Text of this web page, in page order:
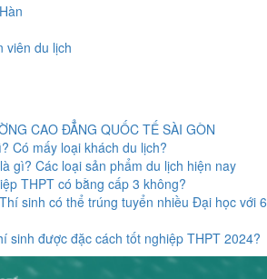
viên du lịch
CAO ĐẲNG QUỐC TẾ SÀI GÒN
Có mấy loại khách du lịch?
gì? Các loại sản phẩm du lịch hiện nay
THPT có bằng cấp 3 không?
sinh có thể trúng tuyển nhiều Đại học với 6
sinh được đặc cách tốt nghiệp THPT 2024?